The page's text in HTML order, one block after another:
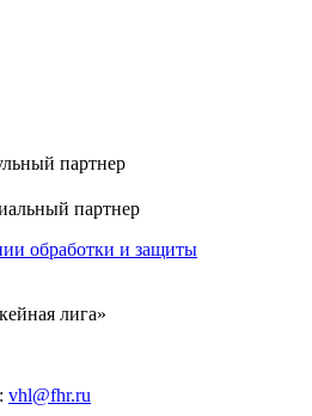
партнер
партнер
обработки и защиты
лига»
vhl@fhr.ru